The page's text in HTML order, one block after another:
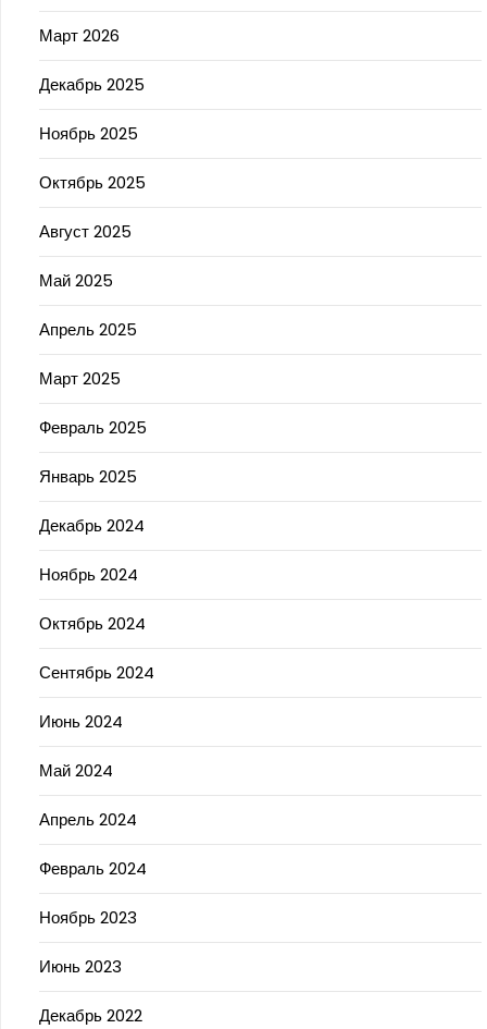
Март 2026
Декабрь 2025
Ноябрь 2025
Октябрь 2025
Август 2025
Май 2025
Апрель 2025
Март 2025
Февраль 2025
Январь 2025
Декабрь 2024
Ноябрь 2024
Октябрь 2024
Сентябрь 2024
Июнь 2024
Май 2024
Апрель 2024
Февраль 2024
Ноябрь 2023
Июнь 2023
Декабрь 2022